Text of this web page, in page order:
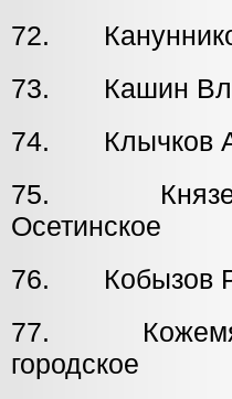
72.
73. Кашин
74. Клычков
75.
Осетинское
76. Кобызов
77.
городское